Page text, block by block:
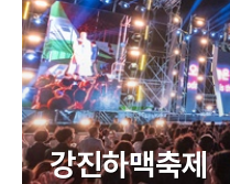
강진하맥축제